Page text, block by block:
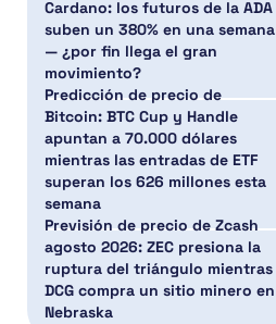
Cardano: los futuros de la ADA
suben un 380% en una semana
— ¿por fin llega el gran
movimiento?
Predicción de precio de
Bitcoin: BTC Cup y Handle
apuntan a 70.000 dólares
mientras las entradas de ETF
superan los 626 millones esta
semana
Previsión de precio de Zcash
agosto 2026: ZEC presiona la
ruptura del triángulo mientras
DCG compra un sitio minero en
Nebraska